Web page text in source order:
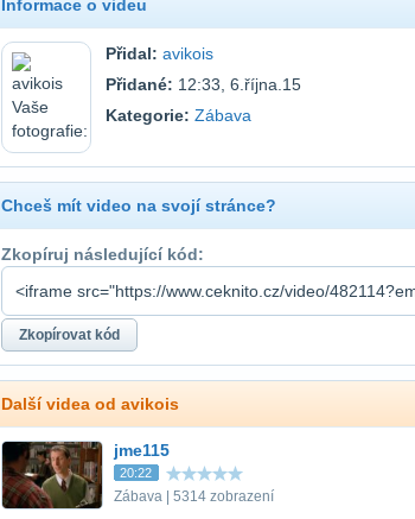
Informace o videu
Přidal: avikois
Přidané: 12:33, 6.října.15
Kategorie: Zábava
Chceš mít video na svojí stránce?
Zkopíruj následující kód:
Další videa od avikois
jme115
20:22
Zábava | 5314 zobrazení